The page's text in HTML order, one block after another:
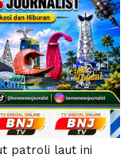
patroli laut ini